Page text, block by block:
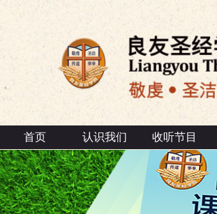
首页 认识我们 收听节目